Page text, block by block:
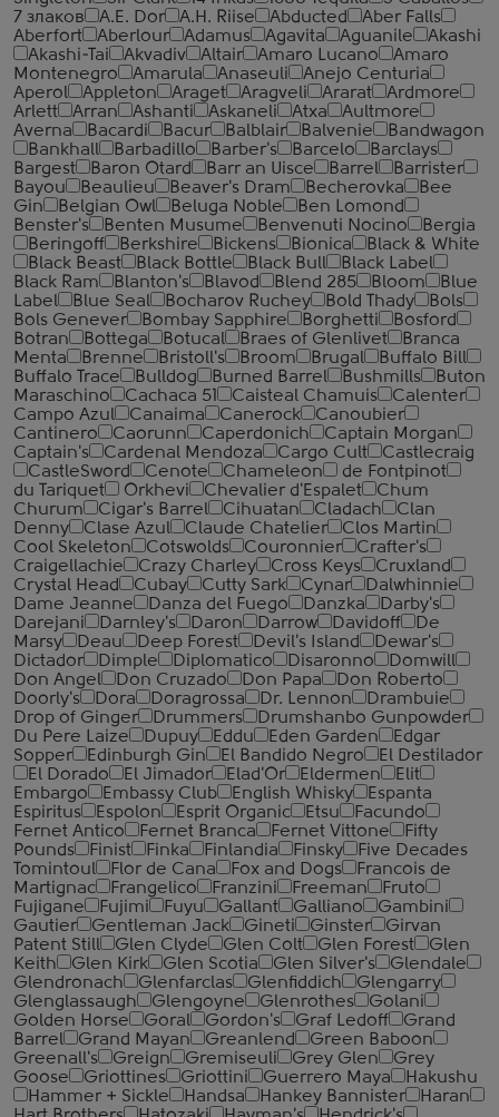
7 злаков
A.E. Dor A.H. Riise Abducted
Aber Falls
Aberfort
Aberlour Adamus Agavita Aguanile
Akashi
Akashi-Tai
Akvadiv Altair Amaro Lucano
Amaro
Montenegro
Amarula Anaseuli
Anejo Centuria
Aperol
Appleton Araget Aragveli Ararat
Ardmore
Arlett
Arran Ashanti Askaneli Atxa
Aultmore
Averna
Bacardi Bacur Balblair Balvenie
Bandwagon
Bankhall
Barbadillo Barber's Barcelo
Barclays
Bargest
Baron Otard Barr an Uisce Barrel
Barrister
Bayou
Beaulieu Beaver's Dram Becherovka
Bee
Gin
Belgian Owl Beluga Noble
Ben Lomond
Benster's
Benten Musume Benvenuti Nocino
Bergia
Beringoff
Berkshire Bickens Bionica
Black & White
Black Beast
Black Bottle Black Bull
Black Label
Black Ram
Blanton's Blavod Blend 285 Bloom
Blue
Label
Blue Seal Bocharov Ruchey Bold Thady
Bols
Bols Genever
Bombay Sapphire Borghetti
Bosford
Botran
Bottega Botucal Braes of Glenlivet
Branca
Menta
Brenne Bristoll's Broom Brugal
Buffalo Bill
Buffalo Trace
Bulldog Burned Barrel Bushmills
Buton
Maraschino
Cachaca 51 Caisteal Chamuis
Calenter
Campo Azul
Canaima Canerock
Canoubier
Cantinero
Caorunn Caperdonich
Captain Morgan
Captain's
Cardenal Mendoza Cargo Cult
Castlecraig
CastleSword
Cenote Chameleon
de Fontpinot
du Tariquet
Orkhevi Chevalier d'Espalet
Chum
Churum
Cigar's Barrel Cihuatan Cladach
Clan
Denny
Clase Azul Claude Chatelier
Clos Martin
Cool Skeleton
Cotswolds Couronnier
Crafter's
Craigellachie
Crazy Charley Cross Keys
Cruxland
Crystal Head
Cubay Cutty Sark Cynar
Dalwhinnie
Dame Jeanne
Danza del Fuego Danzka
Darby's
Darejani
Darnley's Daron Darrow Davidoff
De
Marsy
Deau Deep Forest Devil's Island
Dewar's
Dictador
Dimple Diplomatico Disaronno
Domwill
Don Angel
Don Cruzado Don Papa
Don Roberto
Doorly's
Dora Doragrossa Dr. Lennon
Drambuie
Drop of Ginger
Drummers
Drumshanbo Gunpowder
Du Pere Laize
Dupuy Eddu Eden Garden
Edgar
Sopper
Edinburgh Gin El Bandido Negro
El Destilador
El Dorado
El Jimador Elad'Or Eldermen
Elit
Embargo
Embassy Club English Whisky
Espanta
Espiritus
Espolon Esprit Organic Etsu
Facundo
Fernet Antico
Fernet Branca Fernet Vittone
Fifty
Pounds
Finist Finka Finlandia Finsky
Five Decades
Tomintoul
Flor de Cana Fox and Dogs
Francois de
Martignac
Frangelico Franzini Freeman
Fruto
Fujigane
Fujimi Fuyu Gallant Galliano
Gambini
Gautier
Gentleman Jack Gineti Ginster
Girvan
Patent Still
Glen Clyde Glen Colt Glen Forest
Glen
Keith
Glen Kirk Glen Scotia Glen Silver's
Glendale
Glendronach
Glenfarclas Glenfiddich
Glengarry
Glenglassaugh
Glengoyne Glenrothes
Golani
Golden Horse
Goral Gordon's Graf Ledoff
Grand
Barrel
Grand Mayan Greanlend
Green Baboon
Greenall's
Greign Gremiseuli Grey Glen
Grey
Goose
Griottines Griottini Guerrero Maya
Hakushu
Hammer + Sickle
Handsa Hankey Bannister
Haran